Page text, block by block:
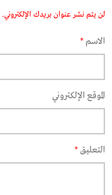
لن يتم نشر عنوان بريدك الإلكتروني.
الاسم*
الموقع الإلكتروني
التعليق*